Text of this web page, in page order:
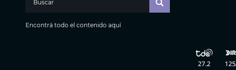
Encontrá todo el contenido aquí